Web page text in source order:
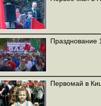
Празднование
Первомай в